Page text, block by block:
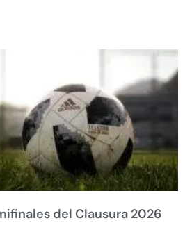
del Clausura 2026